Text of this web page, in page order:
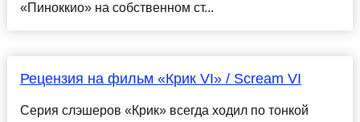
«Пиноккио» на собственном ст...
Рецензия на фильм «Крик VI» / Scream VI
Серия слэшеров «Крик» всегда ходил по тонкой